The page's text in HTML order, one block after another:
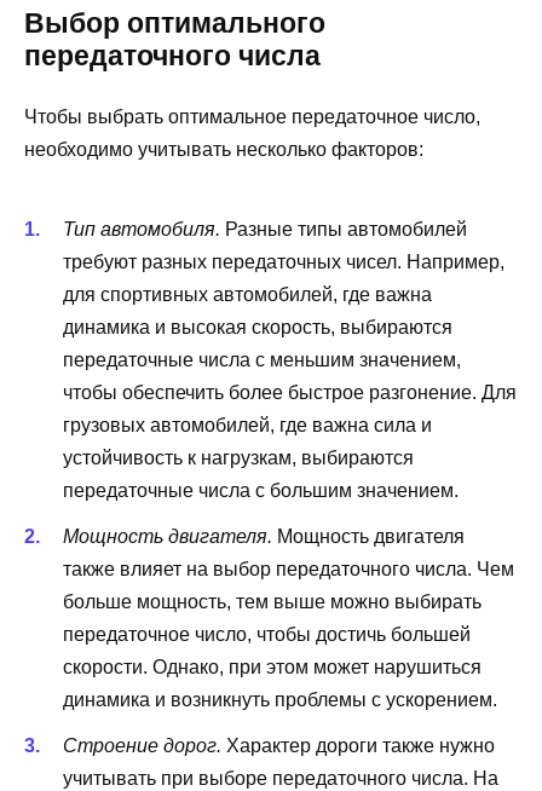
Выбор оптимального
передаточного числа
Чтобы выбрать оптимальное передаточное число,
необходимо учитывать несколько факторов:
Тип автомобиля. Разные типы автомобилей
требуют разных передаточных чисел. Например,
для спортивных автомобилей, где важна
динамика и высокая скорость, выбираются
передаточные числа с меньшим значением,
чтобы обеспечить более быстрое разгонение. Для
грузовых автомобилей, где важна сила и
устойчивость к нагрузкам, выбираются
передаточные числа с большим значением.
Мощность двигателя. Мощность двигателя
также влияет на выбор передаточного числа. Чем
больше мощность, тем выше можно выбирать
передаточное число, чтобы достичь большей
скорости. Однако, при этом может нарушиться
динамика и возникнуть проблемы с ускорением.
Строение дорог. Характер дороги также нужно
учитывать при выборе передаточного числа. На